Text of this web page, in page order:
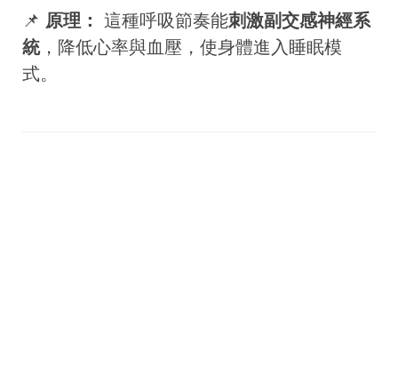
📌 原理： 這種呼吸節奏能刺激副交感神經系
統，降低心率與血壓，使身體進入睡眠模
式。